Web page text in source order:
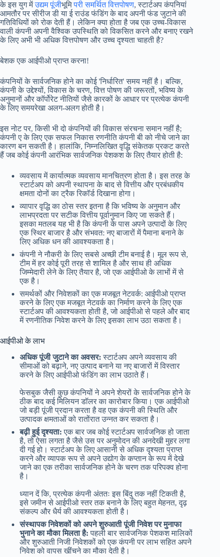
के इस युग मेंउद्यम पूंजीभूमिपरी समर्थित वित्तपोषण, स्टार्टअप कंपनियां
आमतौर पर सीरीज डी या ई राउंड फंडिंग के बाद अपनी फंड जुटाने की
गतिविधियों को रोक देती हैं। लेकिन क्या होता है जब एक उच्च-विकास
वाली कंपनी अपनी वैश्विक उपस्थिति को विकसित करने और बनाए रखने
के लिए अभी भी अधिक वित्तपोषण और उच्च दृश्यता चाहती है?
बेशक एक आईपीओ प्राप्त करना!
कंपनियों के सार्वजनिक होने का कोई 'निर्धारित' समय नहीं है। बल्कि,
कंपनी के उद्देश्यों, विकास के चरण, वित्त पोषण की जरूरतों, भविष्य के
अनुमानों और कॉर्पोरेट नीतियों जैसे कारकों के आधार पर प्रत्येक कंपनी
के लिए समयरेखा अलग-अलग होती है।
इस नोट पर, किसी भी दो कंपनियों की विकास संरचना समान नहीं है;
कंपनी ए के लिए एक सफल निकास रणनीति कंपनी बी को नीचे जाने का
कारण बन सकती है। हालांकि, निम्नलिखित वृद्धि संकेतक प्रकट करते
हैं जब कोई कंपनी आरंभिक सार्वजनिक पेशकश के लिए तैयार होती है:
व्यवसाय में कार्यात्मक व्यवसाय मानचित्रण होता है। इस तरह के
स्टार्टअप को अपनी स्थापना के बाद से वित्तीय और प्रबंधकीय
क्षमता दोनों का ट्रैक रिकॉर्ड दिखाना होगा।
व्यापार वृद्धि का ठोस स्तर इतना है कि भविष्य के अनुमान और
लाभप्रदता पर सटीक वित्तीय पूर्वानुमान किए जा सकते हैं।
इसका मतलब यह भी है कि कंपनी के पास अपने उत्पादों के लिए
एक स्थिर बाजार है और संभवत: नए बाजारों में पैमाना बनाने के
लिए अधिक धन की आवश्यकता है।
कंपनी ने नौकरी के लिए सबसे अच्छी टीम बनाई है। मूल रूप से,
टीम में हर कोई पूरी तरह से शामिल है और साथ ही अधिक
जिम्मेदारी लेने के लिए तैयार है, जो एक आईपीओ के लाभों में से
एक है।
समर्थकों और निवेशकों का एक मजबूत नेटवर्क: आईपीओ प्राप्त
करने के लिए एक मजबूत नेटवर्क का निर्माण करने के लिए एक
स्टार्टअप की आवश्यकता होती है, जो आईपीओ से पहले और बाद
में रणनीतिक निवेश करने के लिए इसका लाभ उठा सकता है।
आईपीओ के लाभ
अधिक पूंजी जुटाने का अवसर: स्टार्टअप अपने व्यवसाय की
सीमाओं को बढ़ाने, नए उत्पाद बनाने या नए बाजारों में विस्तार
करने के लिए आईपीओ फंडिंग का लाभ उठाते हैं।
फेसबुक जैसी कुछ कंपनियों ने अपने शेयरों के सार्वजनिक होने के
ठीक बाद कई मिलियन डॉलर का कारोबार किया। एक आईपीओ
जो बड़ी पूंजी प्रदान करता है वह एक कंपनी की स्थिति और
उत्पादक क्षमताओं को रातोंरात उन्नत कर सकता है।
बढ़ी हुई दृश्यता: एक बार जब कोई स्टार्टअप सार्वजनिक हो जाता
है, तो ऐसा लगता है जैसे उस पर अनुमोदन की अनदेखी मुहर लगा
दी गई हो। स्टार्टअप के लिए आसानी से अधिक दृश्यता प्राप्त
करने और व्यापक रूप से अपने उद्योग के कप्तान के रूप में देखे
जाने का एक तरीका सार्वजनिक होने के चरण तक परिपक्व होना
है।
ध्यान दें कि, प्रत्येक कंपनी अंततः इस बिंदु तक नहीं टिकती है,
इसे जमीन से आईपीओ स्तर तक बनाने के लिए बहुत मेहनत, दृढ़
संकल्प और धैर्य की आवश्यकता होती है।
संस्थापक निवेशकों को अपने शुरुआती पूंजी निवेश पर मुनाफा
भुनाने का मौका मिलता है:पहली बार सार्वजनिक पेशकश मालिकों
और शुरुआती निजी निवेशकों को एक कंपनी पर लाभ सहित अपने
निवेश को वापस खींचने का मौका देती है।